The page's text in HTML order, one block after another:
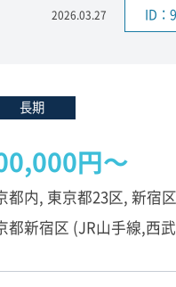
2026.03.27 ID：
長期
円〜
都内, 東京都23区, 新宿区
都新宿区 (JR山手線,西